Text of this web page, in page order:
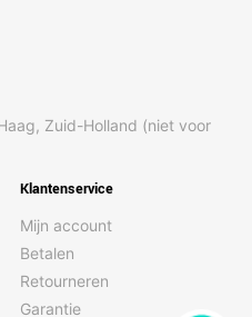
Zuid-Holland (niet voor
Klantenservice
Mijn account
Betalen
Retourneren
Garantie